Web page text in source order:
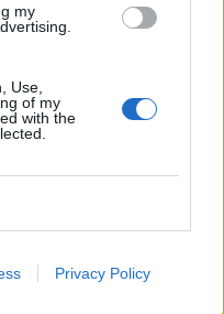
my
Use,
of my
with the
Privacy Policy